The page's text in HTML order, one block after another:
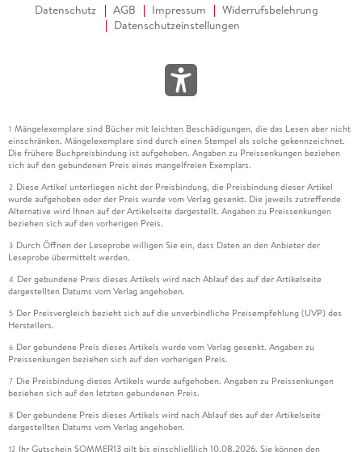
Datenschutz AGB Impressum
Widerrufsbelehrung
Datenschutzeinstellungen
1 Mängelexemplare sind Bücher mit leichten Beschädigungen, die das Lesen aber nicht
einschränken. Mängelexemplare sind durch einen Stempel als solche gekennzeichnet.
Die frühere Buchpreisbindung ist aufgehoben. Angaben zu Preissenkungen beziehen
sich auf den gebundenen Preis eines mangelfreien Exemplars.
2 Diese Artikel unterliegen nicht der Preisbindung, die Preisbindung dieser Artikel
wurde aufgehoben oder der Preis wurde vom Verlag gesenkt. Die jeweils zutreffende
Alternative wird Ihnen auf der Artikelseite dargestellt. Angaben zu Preissenkungen
beziehen sich auf den vorherigen Preis.
3 Durch Öffnen der Leseprobe willigen Sie ein, dass Daten an den Anbieter der
Leseprobe übermittelt werden.
4 Der gebundene Preis dieses Artikels wird nach Ablauf des auf der Artikelseite
dargestellten Datums vom Verlag angehoben.
5 Der Preisvergleich bezieht sich auf die unverbindliche Preisempfehlung (UVP) des
Herstellers.
6 Der gebundene Preis dieses Artikels wurde vom Verlag gesenkt. Angaben zu
Preissenkungen beziehen sich auf den vorherigen Preis.
7 Die Preisbindung dieses Artikels wurde aufgehoben. Angaben zu Preissenkungen
beziehen sich auf den letzten gebundenen Preis.
8 Der gebundene Preis dieses Artikels wird nach Ablauf des auf der Artikelseite
dargestellten Datums vom Verlag angehoben.
12 Ihr Gutschein SOMMER13 gilt bis einschließlich 10.08.2026. Sie können den